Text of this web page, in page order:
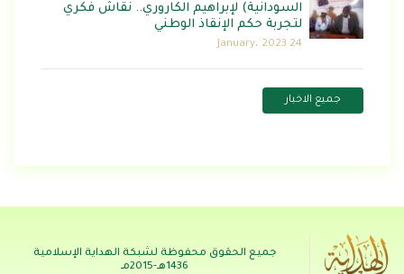
السودانية) لإبراهيم الكاروري.. نقاش فكري
لتجربة حكم الإنقاذ الوطني
24 January، 2023
جميع الاخبار
جميع الحقوق محفوظة لشبكة الهداية الإسلامية
1436هـ-2015مـ